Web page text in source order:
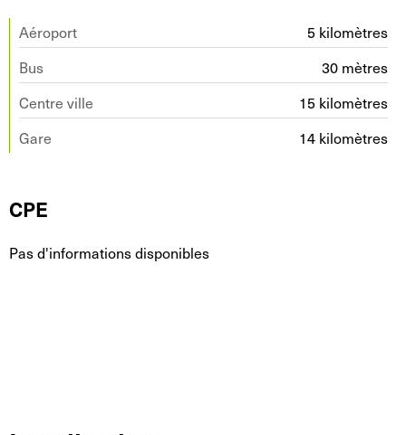
Aéroport
5 kilomètres
Bus
30 mètres
Centre ville
15 kilomètres
Gare
14 kilomètres
CPE
Pas d'informations disponibles